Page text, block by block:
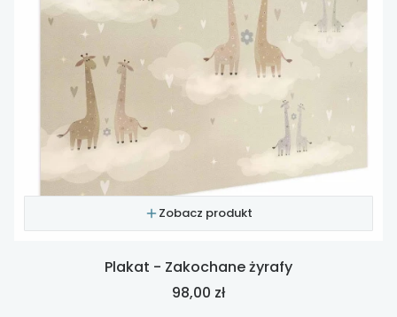
Zobacz produkt
Plakat - Zakochane żyrafy
Cena
98,00 zł